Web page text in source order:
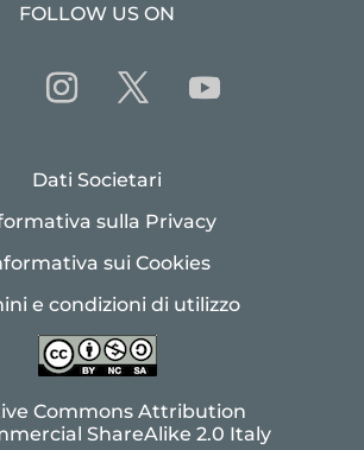
FOLLOW US ON
Dati Societari
sulla Privacy
sui Cookies
e condizioni di utilizzo
Commons Attribution
ShareAlike 2.0 Italy